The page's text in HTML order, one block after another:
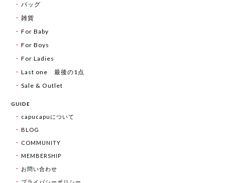
バッグ
雑貨
For Baby
For Boys
For Ladies
Last one 最後の1点
Sale & Outlet
GUIDE
capucapuについて
BLOG
COMMUNITY
MEMBERSHIP
お問い合わせ